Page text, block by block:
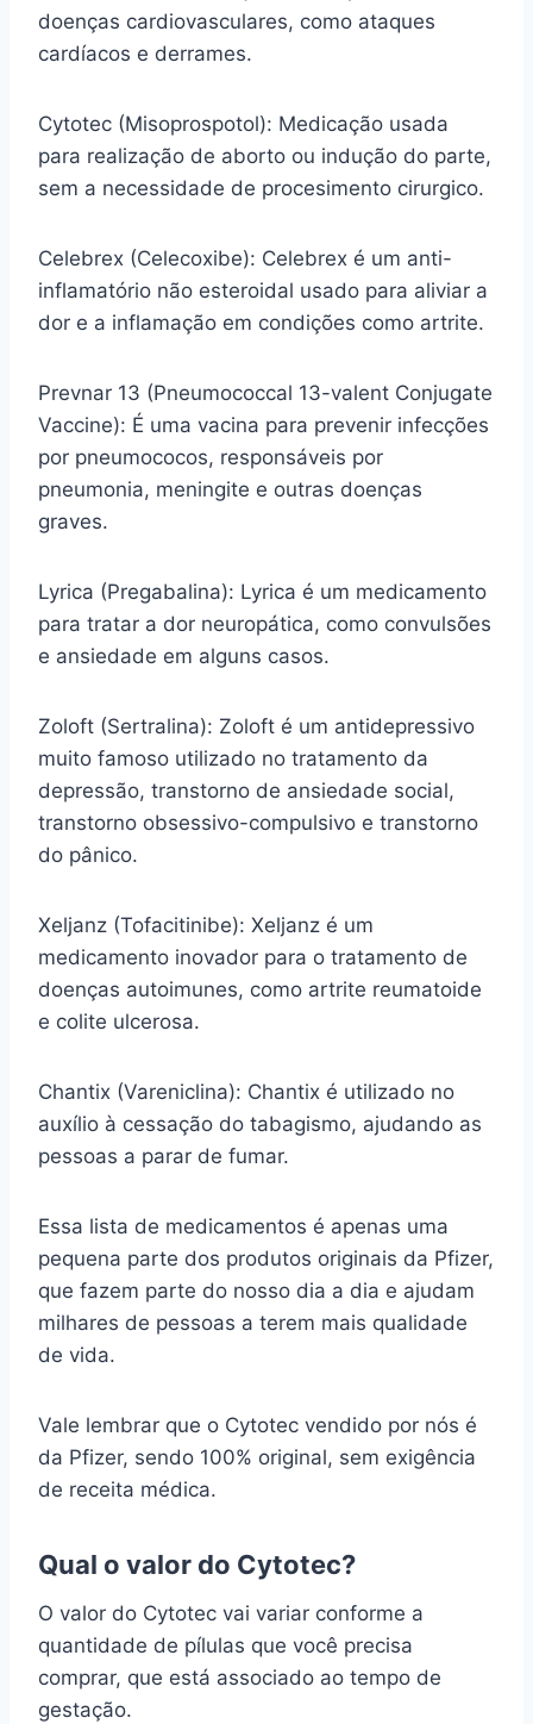
doenças cardiovasculares, como ataques
cardíacos e derrames.
Cytotec (Misoprospotol): Medicação usada
para realização de aborto ou indução do parte,
sem a necessidade de procesimento cirurgico.
Celebrex (Celecoxibe): Celebrex é um anti-
inflamatório não esteroidal usado para aliviar a
dor e a inflamação em condições como artrite.
Prevnar 13 (Pneumococcal 13-valent Conjugate
Vaccine): É uma vacina para prevenir infecções
por pneumococos, responsáveis por
pneumonia, meningite e outras doenças
graves.
Lyrica (Pregabalina): Lyrica é um medicamento
para tratar a dor neuropática, como convulsões
e ansiedade em alguns casos.
Zoloft (Sertralina): Zoloft é um antidepressivo
muito famoso utilizado no tratamento da
depressão, transtorno de ansiedade social,
transtorno obsessivo-compulsivo e transtorno
do pânico.
Xeljanz (Tofacitinibe): Xeljanz é um
medicamento inovador para o tratamento de
doenças autoimunes, como artrite reumatoide
e colite ulcerosa.
Chantix (Vareniclina): Chantix é utilizado no
auxílio à cessação do tabagismo, ajudando as
pessoas a parar de fumar.
Essa lista de medicamentos é apenas uma
pequena parte dos produtos originais da Pfizer,
que fazem parte do nosso dia a dia e ajudam
milhares de pessoas a terem mais qualidade
de vida.
Vale lembrar que o Cytotec vendido por nós é
da Pfizer, sendo 100% original, sem exigência
de receita médica.
Qual o valor do Cytotec?
O valor do Cytotec vai variar conforme a
quantidade de pílulas que você precisa
comprar, que está associado ao tempo de
gestação.